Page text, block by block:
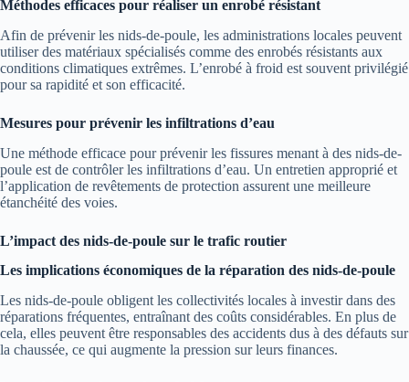
Méthodes efficaces pour réaliser un enrobé résistant
Afin de prévenir les nids-de-poule, les administrations locales peuvent
utiliser des matériaux spécialisés comme des enrobés résistants aux
conditions climatiques extrêmes. L’enrobé à froid est souvent privilégié
pour sa rapidité et son efficacité.
Mesures pour prévenir les infiltrations d’eau
Une méthode efficace pour prévenir les fissures menant à des nids-de-
poule est de contrôler les infiltrations d’eau. Un entretien approprié et
l’application de revêtements de protection assurent une meilleure
étanchéité des voies.
L’impact des nids-de-poule sur le trafic routier
Les implications économiques de la réparation des nids-de-poule
Les nids-de-poule obligent les collectivités locales à investir dans des
réparations fréquentes, entraînant des coûts considérables. En plus de
cela, elles peuvent être responsables des accidents dus à des défauts sur
la chaussée, ce qui augmente la pression sur leurs finances.